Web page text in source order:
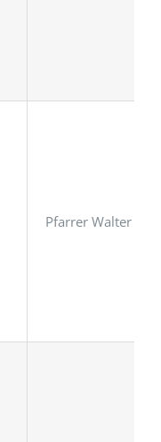
Pfarrer Walter